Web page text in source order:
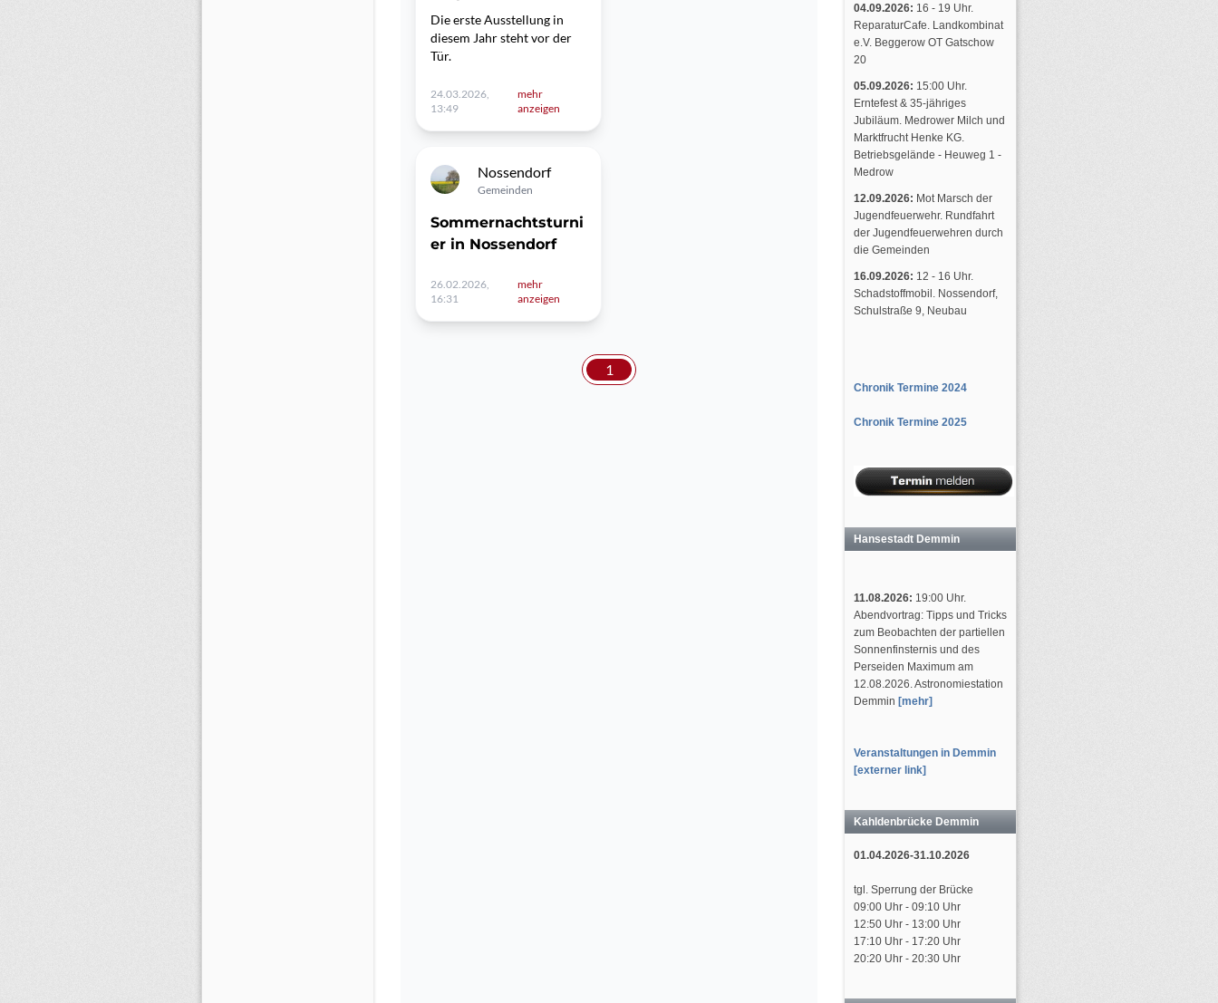
04.09.2026: 16 - 19 Uhr.
ReparaturCafe. Landkombinat
e.V. Beggerow OT Gatschow
20
05.09.2026: 15:00 Uhr.
Erntefest & 35-jähriges
Jubiläum. Medrower Milch und
Marktfrucht Henke KG.
Betriebsgelände - Heuweg 1 -
Medrow
12.09.2026: Mot Marsch der
Jugendfeuerwehr. Rundfahrt
der Jugendfeuerwehren durch
die Gemeinden
16.09.2026: 12 - 16 Uhr.
Schadstoffmobil. Nossendorf,
Schulstraße 9, Neubau
Chronik Termine 2024
Chronik Termine 2025
Hansestadt Demmin
11.08.2026: 19:00 Uhr.
Abendvortrag: Tipps und Tricks
zum Beobachten der partiellen
Sonnenfinsternis und des
Perseiden Maximum am
12.08.2026. Astronomiestation
Demmin [mehr]
Veranstaltungen in Demmin
[externer link]
Kahldenbrücke Demmin
01.04.2026-31.10.2026
tgl. Sperrung der Brücke
09:00 Uhr - 09:10 Uhr
12:50 Uhr - 13:00 Uhr
17:10 Uhr - 17:20 Uhr
20:20 Uhr - 20:30 Uhr